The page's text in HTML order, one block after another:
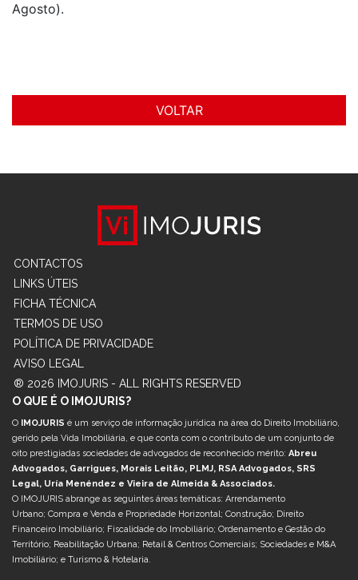
Agosto).
VOLTAR
CONTACTOS
LINKS ÚTEIS
FICHA TÉCNICA
TERMOS DE USO
POLÍTICA DE PRIVACIDADE
AVISO LEGAL
® 2026 IMOJURIS - ALL RIGHTS RESERVED
O QUE É O IMOJURIS?
O IMOJURIS é um serviço de informação jurídica na área do Direito Imobiliário,
gerido pela Vida Imobiliária, e que conta com o contributo de um conjunto de
oito prestigiadas sociedades de advogados de reconhecido mérito: Abreu
Advogados, Garrigues, Morais Leitão, PLMJ, RSA Advogados, SRS
Legal, Uría Menéndez e Vieira de Almeida & Associados.
O IMOJURIS abrange as seguintes áreas temáticas: Arrendamento
Urbano; Compra e Venda e Propriedade Horizontal; Construção; Direito
Financeiro Imobiliário; Fiscalidade do Imobiliário; Ordenamento e Gestão do
Território; Reabilitação Urbana; Retail & Centros Comerciais; Sociedades e M&A
Imobiliário; e Turismo & Hotelaria.